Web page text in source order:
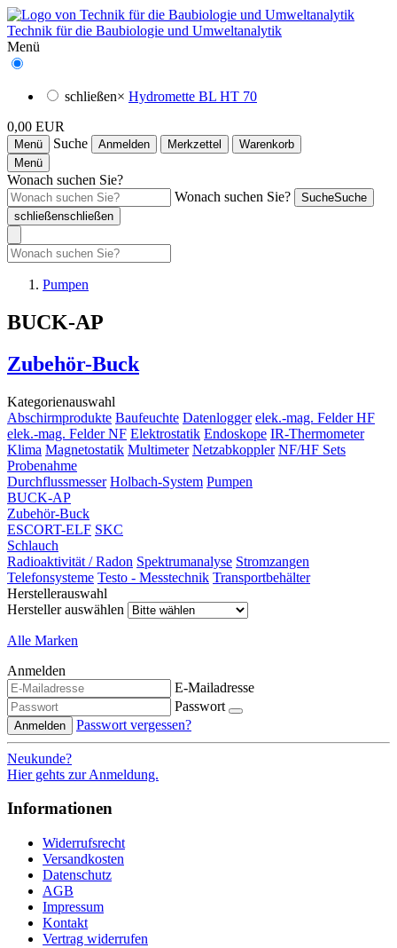
Technik für die Baubiologie und Umweltanalytik
Menü
schließen× Hydromette BL HT 70
0,00 EUR
Menü Suche Anmelden Merkzettel
Warenkorb
Menü
Wonach suchen Sie?
Wonach suchen Sie?
SucheSuche
schließenschließen
Pumpen
BUCK-AP
Zubehör-Buck
Kategorienauswahl
Abschirmprodukte Baufeuchte Datenlogger elek.-mag. Felder HF
elek.-mag. Felder NF Elektrostatik Endoskope IR-Thermometer
Klima Magnetostatik Multimeter Netzabkoppler NF/HF Sets
Probenahme
Durchflussmesser Holbach-System Pumpen
BUCK-AP
Zubehör-Buck
ESCORT-ELF SKC
Schlauch
Radioaktivität / Radon Spektrumanalyse Stromzangen
Telefonsysteme Testo - Messtechnik Transportbehälter
Herstellerauswahl
Hersteller auswählen
Alle Marken
Anmelden
E-Mailadresse
Passwort
Anmelden Passwort vergessen?
Neukunde?
Hier gehts zur Anmeldung.
Informationen
Widerrufsrecht
Versandkosten
Datenschutz
AGB
Impressum
Kontakt
Vertrag widerrufen